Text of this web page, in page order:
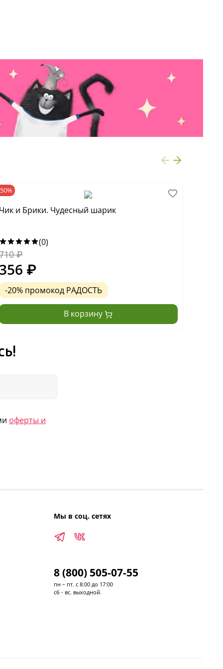
Чик и Брики. Чудесный шарик
(0)
₽
356 ₽
-20% промокод РАДОСТЬ
В корзину
оферты и
Мы в соц. сетях
8 (800) 505-07-55
пн – пт. с 8:00 до 17:00
сб - вс. выходной.